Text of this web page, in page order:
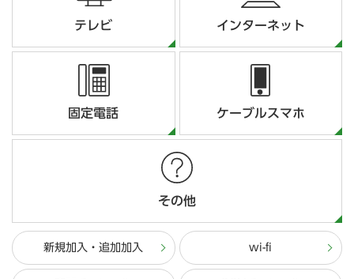
テレビ インターネット
固定電話 ケーブルスマホ
その他
新規加入・追加加入 wi-fi